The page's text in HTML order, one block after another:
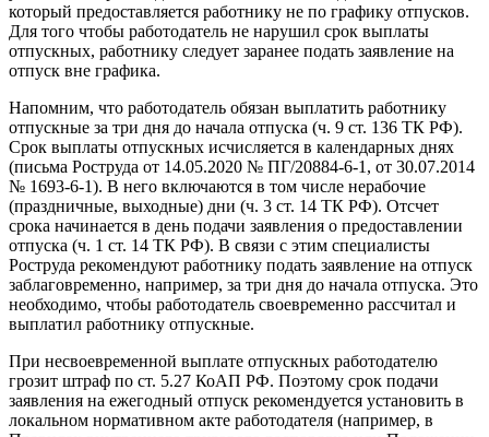
который предоставляется работнику не по графику отпусков.
Для того чтобы работодатель не нарушил срок выплаты
отпускных, работнику следует заранее подать заявление на
отпуск вне графика.
Напомним, что работодатель обязан выплатить работнику
отпускные за три дня до начала отпуска (ч. 9 ст. 136 ТК РФ).
Срок выплаты отпускных исчисляется в календарных днях
(письма Роструда от 14.05.2020 № ПГ/20884-6-1, от 30.07.2014
№ 1693-6-1). В него включаются в том числе нерабочие
(праздничные, выходные) дни (ч. 3 ст. 14 ТК РФ). Отсчет
срока начинается в день подачи заявления о предоставлении
отпуска (ч. 1 ст. 14 ТК РФ). В связи с этим специалисты
Роструда рекомендуют работнику подать заявление на отпуск
заблаговременно, например, за три дня до начала отпуска. Это
необходимо, чтобы работодатель своевременно рассчитал и
выплатил работнику отпускные.
При несвоевременной выплате отпускных работодателю
грозит штраф по ст. 5.27 КоАП РФ. Поэтому срок подачи
заявления на ежегодный отпуск рекомендуется установить в
локальном нормативном акте работодателя (например, в